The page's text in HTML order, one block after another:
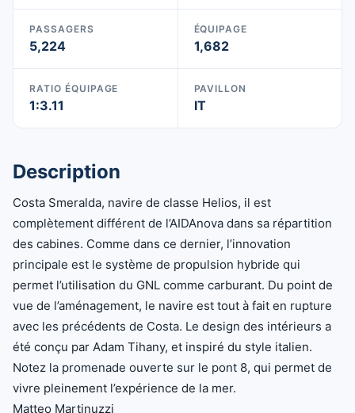
PASSAGERS
5,224
ÉQUIPAGE
1,682
RATIO ÉQUIPAGE
1:3.11
PAVILLON
IT
Description
Costa Smeralda, navire de classe Helios, il est
complètement différent de l’AIDAnova dans sa répartition
des cabines. Comme dans ce dernier, l’innovation
principale est le système de propulsion hybride qui
permet l’utilisation du GNL comme carburant. Du point de
vue de l’aménagement, le navire est tout à fait en rupture
avec les précédents de Costa. Le design des intérieurs a
été conçu par Adam Tihany, et inspiré du style italien.
Notez la promenade ouverte sur le pont 8, qui permet de
vivre pleinement l’expérience de la mer.
Matteo Martinuzzi